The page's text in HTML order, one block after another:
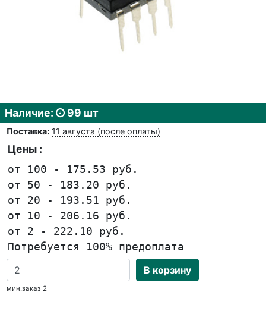
Наличие: 99 шт
Поставка: 11 августа (после оплаты)
Цены :
от 100 - 175.53 руб.
от 50 - 183.20 руб.
от 20 - 193.51 руб.
от 10 - 206.16 руб.
от 2 - 222.10 руб.
Потребуется 100% предоплата
В корзину
мин.заказ 2